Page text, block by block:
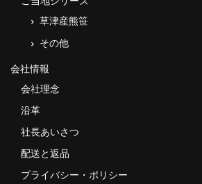
草津産熊笹
その他
会社情報
会社理念
沿革
社長あいさつ
配送と返品
プライバシー・ポリシー